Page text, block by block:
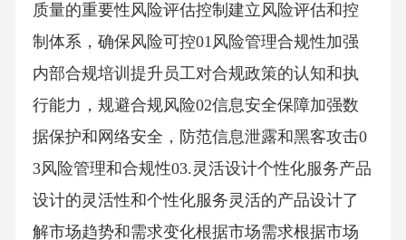
质量的重要性风险评估控制建立风险评估和控
制体系，确保风险可控01风险管理合规性加强
内部合规培训提升员工对合规政策的认知和执
行能力，规避合规风险02信息安全保障加强数
据保护和网络安全，防范信息泄露和黑客攻击0
3风险管理和合规性03.灵活设计个性化服务产品
设计的灵活性和个性化服务灵活的产品设计了
解市场趋势和需求变化根据市场需求根据市场